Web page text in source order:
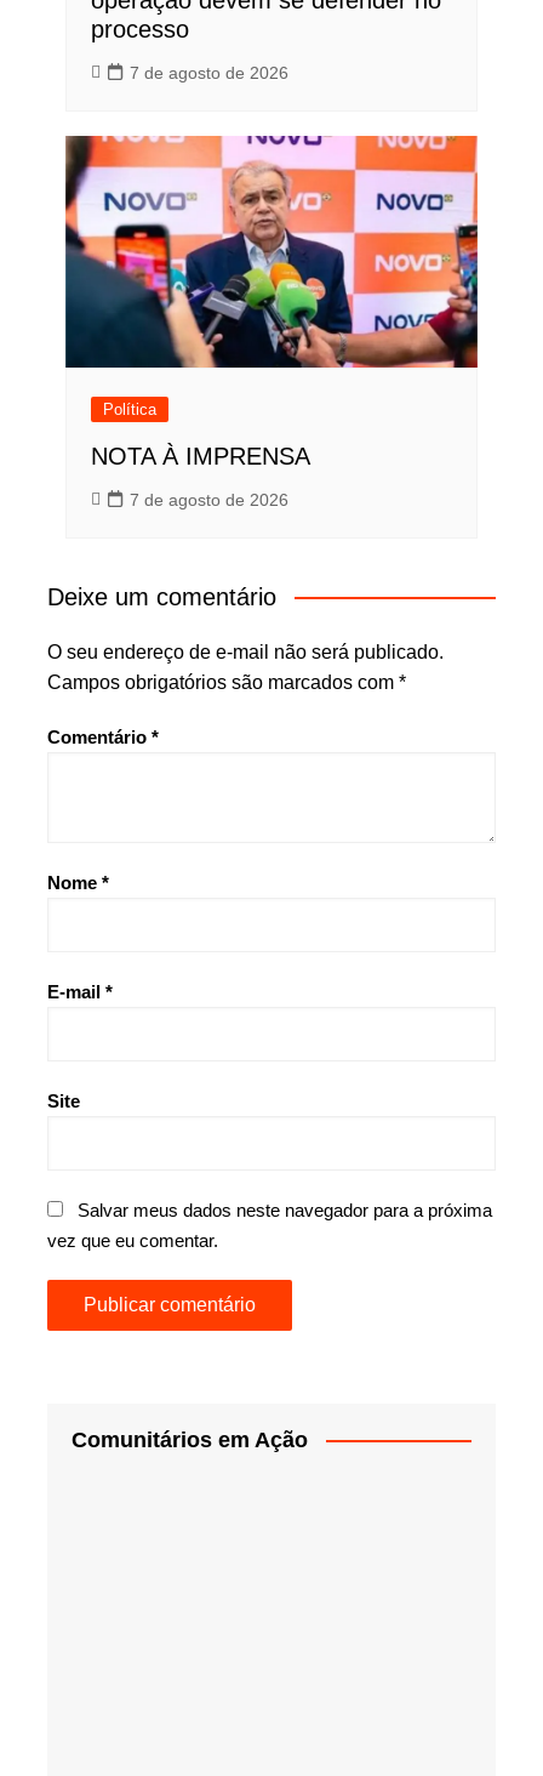
processo
7 de agosto de 2026
Política
NOTA À IMPRENSA
7 de agosto de 2026
Deixe um comentário
O seu endereço de e-mail não será publicado.
Campos obrigatórios são marcados com *
Comentário *
Nome *
E-mail *
Site
Salvar meus dados neste navegador para a próxima
vez que eu comentar.
Comunitários em Ação